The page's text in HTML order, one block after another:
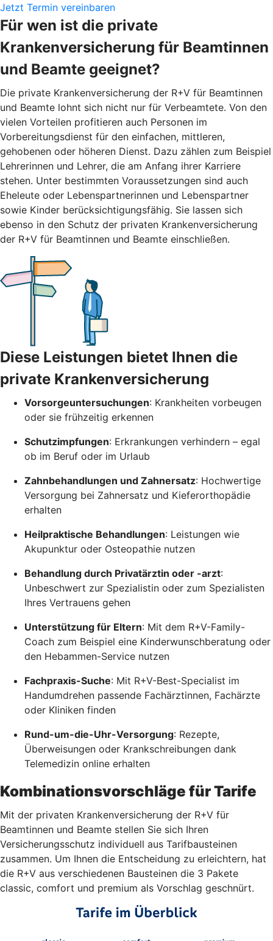
Jetzt Termin vereinbaren
Für wen ist die private
Krankenversicherung für Beamtinnen
und Beamte geeignet?
Die private Krankenversicherung der R+V für Beamtinnen
und Beamte lohnt sich nicht nur für Verbeamtete. Von den
vielen Vorteilen profitieren auch Personen im
Vorbereitungsdienst für den einfachen, mittleren,
gehobenen oder höheren Dienst. Dazu zählen zum Beispiel
Lehrerinnen und Lehrer, die am Anfang ihrer Karriere
stehen. Unter bestimmten Voraussetzungen sind auch
Eheleute oder Lebenspartnerinnen und Lebenspartner
sowie Kinder berücksichtigungsfähig. Sie lassen sich
ebenso in den Schutz der privaten Krankenversicherung
der R+V für Beamtinnen und Beamte einschließen.
Diese Leistungen bietet Ihnen die
private Krankenversicherung
Vorsorgeuntersuchungen: Krankheiten vorbeugen
oder sie frühzeitig erkennen
Schutzimpfungen: Erkrankungen verhindern – egal
ob im Beruf oder im Urlaub
Zahnbehandlungen und Zahnersatz: Hochwertige
Versorgung bei Zahnersatz und Kieferorthopädie
erhalten
Heilpraktische Behandlungen: Leistungen wie
Akupunktur oder Osteopathie nutzen
Behandlung durch Privatärztin oder -arzt:
Unbeschwert zur Spezialistin oder zum Spezialisten
Ihres Vertrauens gehen
Unterstützung für Eltern: Mit dem R+V-Family-
Coach zum Beispiel eine Kinderwunschberatung oder
den Hebammen-Service nutzen
Fachpraxis-Suche: Mit R+V-Best-Specialist im
Handumdrehen passende Fachärztinnen, Fachärzte
oder Kliniken finden
Rund-um-die-Uhr-Versorgung: Rezepte,
Überweisungen oder Krankschreibungen dank
Telemedizin online erhalten
Kombinationsvorschläge für Tarife
Mit der privaten Krankenversicherung der R+V für
Beamtinnen und Beamte stellen Sie sich Ihren
Versicherungsschutz individuell aus Tarifbausteinen
zusammen. Um Ihnen die Entscheidung zu erleichtern, hat
die R+V aus verschiedenen Bausteinen die 3 Pakete
classic, comfort und premium als Vorschlag geschnürt.